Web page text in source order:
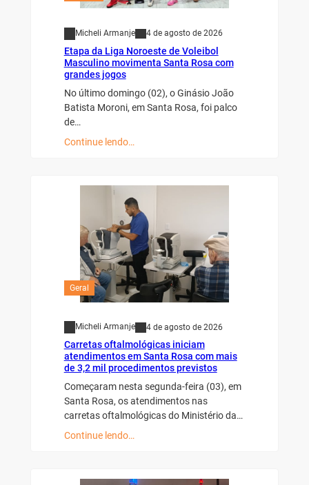
Micheli Armanje 4 de agosto de 2026
Etapa da Liga Noroeste de Voleibol
Masculino movimenta Santa Rosa com
grandes jogos
No último domingo (02), o Ginásio João
Batista Moroni, em Santa Rosa, foi palco
de…
Continue lendo…
Geral
Micheli Armanje 4 de agosto de 2026
Carretas oftalmológicas iniciam
atendimentos em Santa Rosa com mais
de 3,2 mil procedimentos previstos
Começaram nesta segunda-feira (03), em
Santa Rosa, os atendimentos nas
carretas oftalmológicas do Ministério da…
Continue lendo…